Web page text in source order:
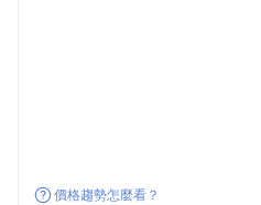
價格趨勢怎麼看？